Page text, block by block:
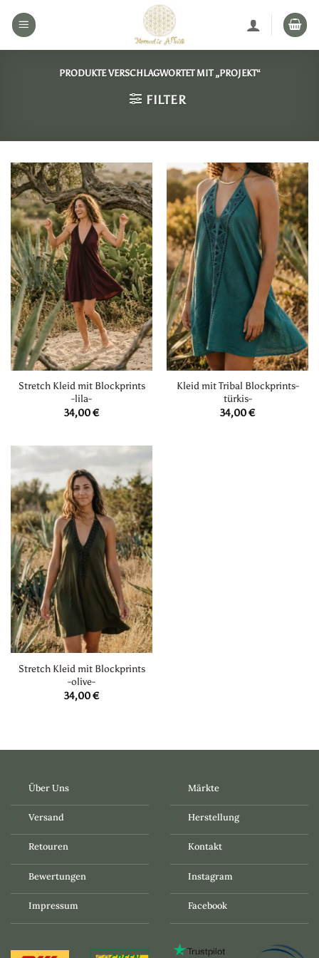
Inhalt
PRODUKTE VERSCHLAGWORTET MIT „PROJEKT“
FILTER
Stretch Kleid mit Blockprints
-lila-
34,00€
Kleid mit Tribal Blockprints-
türkis-
34,00€
Stretch Kleid mit Blockprints
-olive-
34,00€
Über Uns
Versand
Retouren
Bewertungen
Impressum
Märkte
Herstellung
Kontakt
Instagram
Facebook